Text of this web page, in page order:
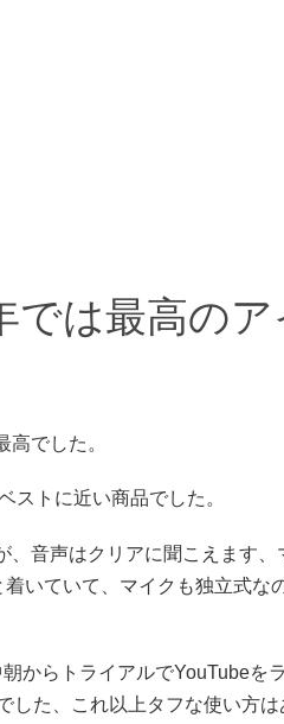
では最高のア
でした。
ストに近い商品でした。
音声はクリアに聞こえます、
いていて、マイクも独立式な
からトライアルでYouTubeを
した、これ以上タフな使い方は